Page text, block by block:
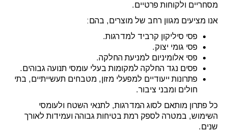
מסחריים ולקוחות פרטיים.
אנו מציעים מגוון רחב של מוצרים, בהם:
פסי סיליקון קרביד למדרגות.
פסי גומי יצוק.
פסי אלומיניום למניעת החלקה.
פסים נגד החלקה למקומות בעלי עומסי תנועה גבוהים.
פתרונות ייעודיים למפעלי מזון, מטבחים תעשייתיים, בתי
חולים ומבני ציבור.
כל פתרון מותאם לסוג המדרגות, לתנאי השטח ולעומסי
השימוש, במטרה לספק רמת בטיחות גבוהה ועמידות לאורך
שנים.